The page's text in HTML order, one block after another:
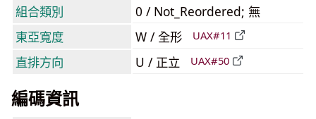
組合類別
0 / Not_Reordered; 無
東亞寬度
W / 全形 UAX#11
直排方向 U / 正立 UAX#50
編碼資訊